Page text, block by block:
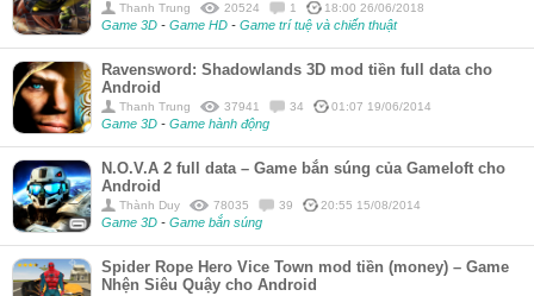
Thanh Trung 20524 1 18:00 26/06/2018
Game 3D - Game HD - Game trí tuệ và chiến thuật
Ravensword: Shadowlands 3D mod tiền full data cho
Android
Thanh Trung 37941 34 01:07 19/06/2014
Game 3D - Game hành động
N.O.V.A 2 full data – Game bắn súng của Gameloft cho
Android
Thành Duy 78035 39 20:55 15/08/2014
Game 3D - Game bắn súng
Spider Rope Hero Vice Town mod tiền (money) – Game
Nhện Siêu Quậy cho Android